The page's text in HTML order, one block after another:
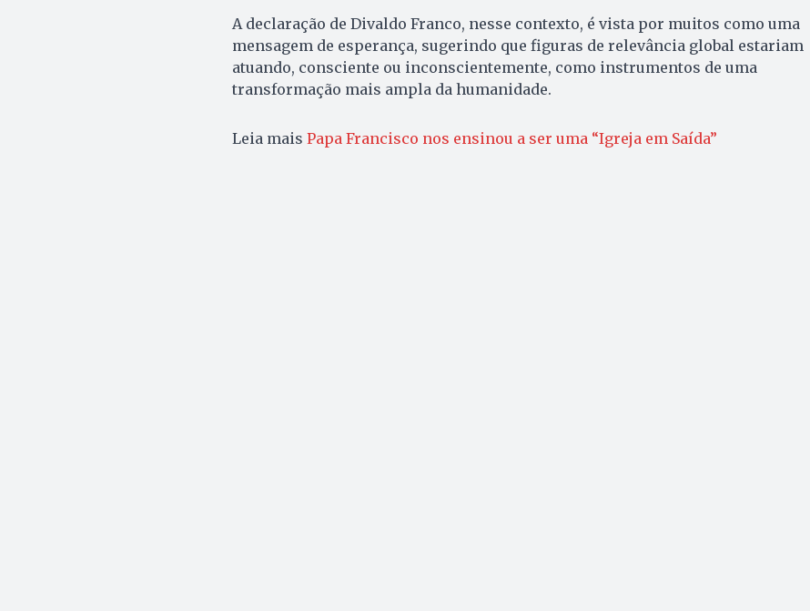
A declaração de Divaldo Franco, nesse contexto, é vista por muitos como uma
mensagem de esperança, sugerindo que figuras de relevância global estariam
atuando, consciente ou inconscientemente, como instrumentos de uma
transformação mais ampla da humanidade.
Leia mais Papa Francisco nos ensinou a ser uma “Igreja em Saída”